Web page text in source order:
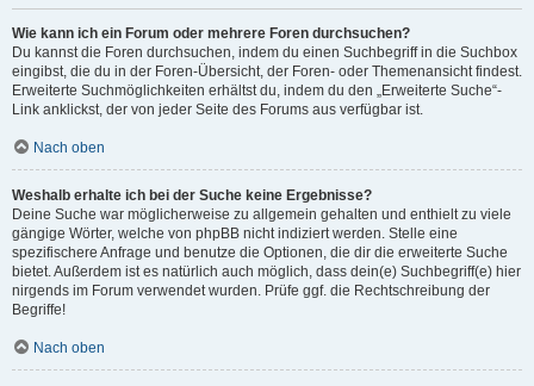
Wie kann ich ein Forum oder mehrere Foren durchsuchen?
Du kannst die Foren durchsuchen, indem du einen Suchbegriff in die Suchbox
eingibst, die du in der Foren-Übersicht, der Foren- oder Themenansicht findest.
Erweiterte Suchmöglichkeiten erhältst du, indem du den „Erweiterte Suche“-
Link anklickst, der von jeder Seite des Forums aus verfügbar ist.
Nach oben
Weshalb erhalte ich bei der Suche keine Ergebnisse?
Deine Suche war möglicherweise zu allgemein gehalten und enthielt zu viele
gängige Wörter, welche von phpBB nicht indiziert werden. Stelle eine
spezifischere Anfrage und benutze die Optionen, die dir die erweiterte Suche
bietet. Außerdem ist es natürlich auch möglich, dass dein(e) Suchbegriff(e) hier
nirgends im Forum verwendet wurden. Prüfe ggf. die Rechtschreibung der
Begriffe!
Nach oben